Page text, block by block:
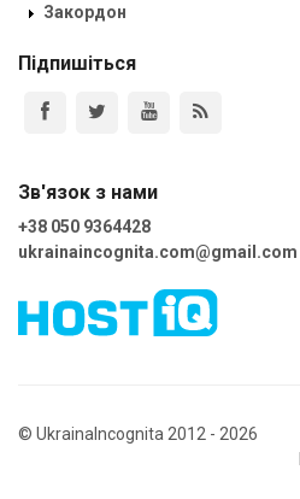
Закордон
Підпишіться
Зв'язок з нами
+38 050 9364428
ukrainaincognita.com@gmail.com
© UkrainaIncognita 2012 - 2026